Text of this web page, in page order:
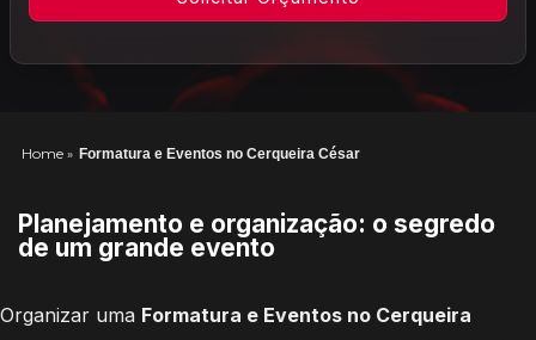
Home » Formatura e Eventos no Cerqueira César
Planejamento e organização: o segredo
de um grande evento
Organizar uma Formatura e Eventos no Cerqueira